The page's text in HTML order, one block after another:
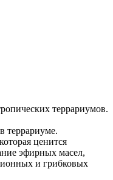
террариумов.
террариуме.
ценится
эфирных масел,
и грибковых